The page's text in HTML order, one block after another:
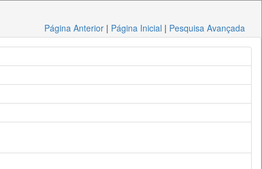
Página Anterior | Página Inicial | Pesquisa Avançada